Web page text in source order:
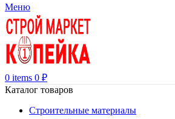
Меню
0 items 0 ₽
Каталог товаров
Строительные материалы